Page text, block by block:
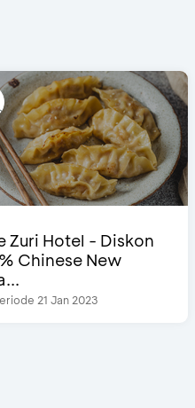
Zuri Hotel - Diskon
Chinese New
21 Jan 2023